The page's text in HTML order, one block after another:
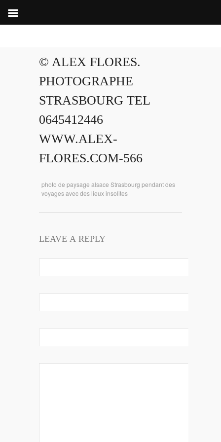
© ALEX FLORES.
PHOTOGRAPHE
STRASBOURG TEL
0645412446
WWW.ALEX-
FLORES.COM-566
photo de paysage alsace Strasbourg pendant des
voyages avec des lieux insolites
LEAVE A REPLY